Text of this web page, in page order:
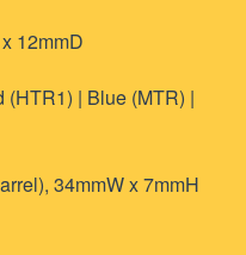
12mmD
(HTR1) | Blue (MTR) |
34mmW x 7mmH